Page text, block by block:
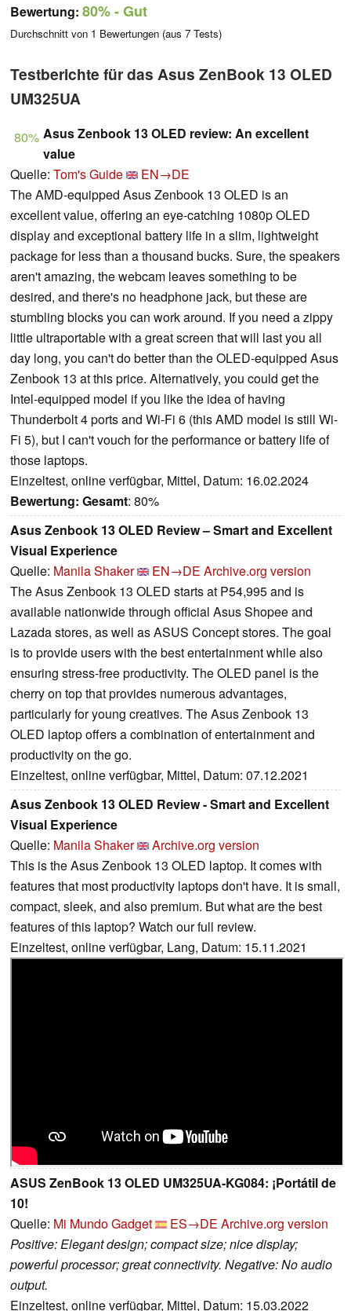
Bewertung: 80%- Gut
Durchschnitt von 1 Bewertungen (aus 7 Tests)
Testberichte für das Asus ZenBook 13 OLED
UM325UA
80% Asus Zenbook 13 OLED review: An excellent
value
Quelle: Tom's Guide
EN→DE
The AMD-equipped Asus Zenbook 13 OLED is an
excellent value, offering an eye-catching 1080p OLED
display and exceptional battery life in a slim, lightweight
package for less than a thousand bucks. Sure, the speakers
aren't amazing, the webcam leaves something to be
desired, and there's no headphone jack, but these are
stumbling blocks you can work around. If you need a zippy
little ultraportable with a great screen that will last you all
day long, you can't do better than the OLED-equipped Asus
Zenbook 13 at this price. Alternatively, you could get the
Intel-equipped model if you like the idea of having
Thunderbolt 4 ports and Wi-Fi 6 (this AMD model is still Wi-
Fi 5), but I can't vouch for the performance or battery life of
those laptops.
Einzeltest, online verfügbar, Mittel, Datum: 16.02.2024
Bewertung: Gesamt: 80%
Asus Zenbook 13 OLED Review – Smart and Excellent
Visual Experience
Quelle: Manila Shaker EN→DE Archive.org version
The Asus Zenbook 13 OLED starts at P54,995 and is
available nationwide through official Asus Shopee and
Lazada stores, as well as ASUS Concept stores. The goal
is to provide users with the best entertainment while also
ensuring stress-free productivity. The OLED panel is the
cherry on top that provides numerous advantages,
particularly for young creatives. The Asus Zenbook 13
OLED laptop offers a combination of entertainment and
productivity on the go.
Einzeltest, online verfügbar, Mittel, Datum: 07.12.2021
Asus Zenbook 13 OLED Review - Smart and Excellent
Visual Experience
Quelle: Manila Shaker
Archive.org version
This is the Asus Zenbook 13 OLED laptop. It comes with
features that most productivity laptops don't have. It is small,
compact, sleek, and also premium. But what are the best
features of this laptop? Watch our full review.
Einzeltest, online verfügbar, Lang, Datum: 15.11.2021
ASUS ZenBook 13 OLED UM325UA-KG084: ¡Portátil de
10!
Quelle: Mi Mundo Gadget ES→DE Archive.org version
Positive: Elegant design; compact size; nice display;
powerful processor; great connectivity. Negative: No audio
output.
Einzeltest, online verfügbar, Mittel, Datum: 15.03.2022